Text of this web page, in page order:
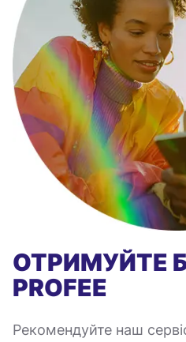
ОТРИМУЙТЕ
PROFEE
Рекомендуйте наш